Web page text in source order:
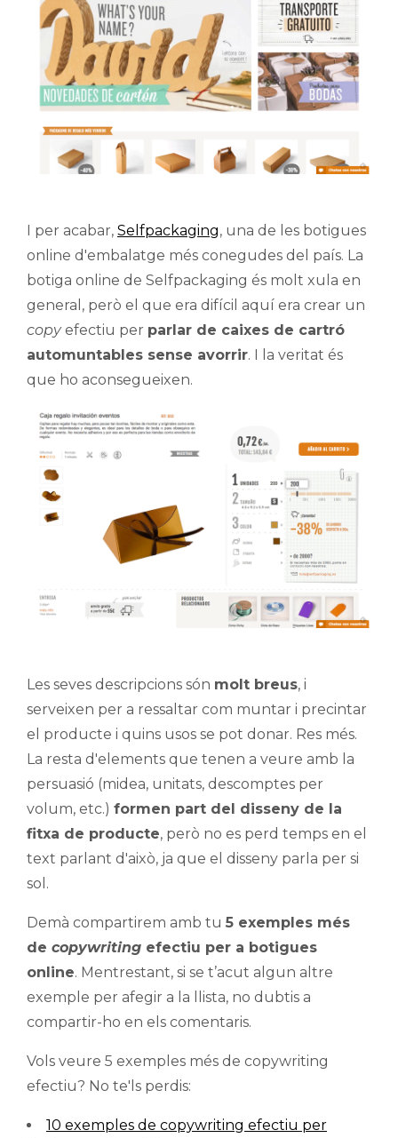
I per acabar, Selfpackaging, una de les botigues
online d'embalatge més conegudes del país. La
botiga online de Selfpackaging és molt xula en
general, però el que era difícil aquí era crear un
copyefectiu per parlar de caixes de cartró
automuntables sense avorrir. I la veritat és
que ho aconsegueixen.
Les seves descripcions són molt breus, i
serveixen per a ressaltar com muntar i precintar
el producte i quins usos se pot donar. Res més.
La resta d'elements que tenen a veure amb la
persuasió (midea, unitats, descomptes per
volum, etc.) formen part del disseny de la
fitxa de producte, però no es perd temps en el
text parlant d'això, ja que el disseny parla per si
sol.
Demà compartirem amb tu 5 exemples més
de copywriting efectiu per a botigues
online. Mentrestant, si se t’acut algun altre
exemple per afegir a la llista, no dubtis a
compartir-ho en els comentaris.
Vols veure 5 exemples més de copywriting
efectiu? No te'ls perdis:
10 exemples de copywriting efectiu per